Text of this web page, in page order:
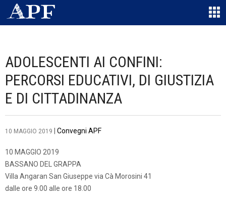
ADOLESCENTI AI CONFINI:
PERCORSI EDUCATIVI, DI GIUSTIZIA
E DI CITTADINANZA
10 MAGGIO 2019 Convegni APF
10 MAGGIO 2019
BASSANO DEL GRAPPA
Villa Angaran San Giuseppe via Cà Morosini 41
dalle ore 9.00 alle ore 18.00